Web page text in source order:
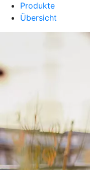
Produkte
Übersicht